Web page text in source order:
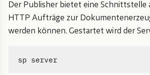
Der Publisher bietet eine Schnittstelle
HTTP Aufträge zur
werden können. Gestartet wird der